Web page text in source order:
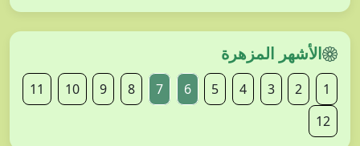
الأشهر المزهرة
1
2
3
4
5
6
7
8
9
10
11
12